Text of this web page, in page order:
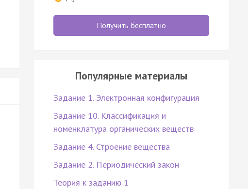
Получить бесплатно
Популярные материалы
Задание 1. Электронная конфигурация
Задание 10. Классификация и
номенклатура органических веществ
Задание 4. Строение вещества
Задание 2. Периодический закон
Теория к заданию 1